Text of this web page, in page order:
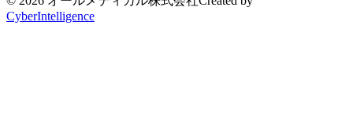
CyberIntelligence